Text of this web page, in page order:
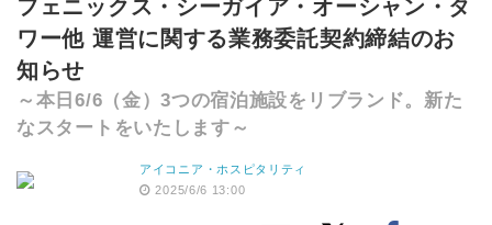
フェニックス・シーガイア・オーシャン・タ
ワー他 運営に関する業務委託契約締結のお
知らせ
～本日6/6（金）3つの宿泊施設をリブランド。新た
なスタートをいたします～
アイコニア・ホスピタリティ
2025/6/6 13:00